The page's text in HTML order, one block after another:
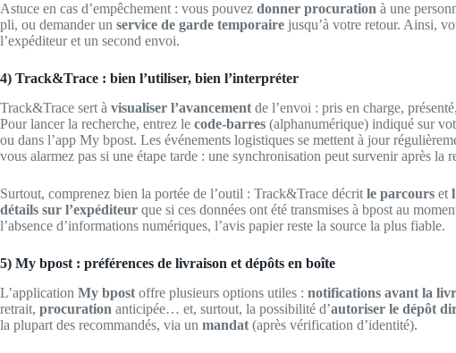
Astuce en cas d’empêchement : vous pouvez donner procuration à une
pli, ou demander un service de garde temporaire jusqu’à votre retour. Ainsi,
l’expéditeur et un second envoi.
4) Track&Trace : bien l’utiliser, bien l’interpréter
Track&Trace sert à visualiser l’avancement de l’envoi : pris en charge,
Pour lancer la recherche, entrez le code-barres (alphanumérique) indiqué sur
ou dans l’app My bpost. Les événements logistiques se mettent à jour
vous alarmez pas si une étape tarde : une synchronisation peut survenir après la
Surtout, comprenez bien la portée de l’outil : Track&Trace décrit le parcours et
détails sur l’expéditeur que si ces données ont été transmises à bpost au
l’absence d’informations numériques, l’avis papier reste la source la plus fiable.
5) My bpost : préférences de livraison et dépôts en boîte
L’application My bpost offre plusieurs options utiles : notifications avant la
retrait, procuration anticipée… et, surtout, la possibilité d’autoriser le dépôt
la plupart des recommandés, via un mandat (après vérification d’identité).